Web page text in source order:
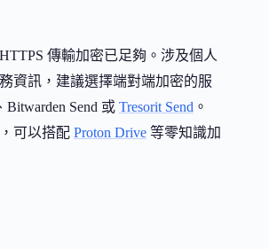
傳輸加密已足夠。涉及個人
資訊，建議選擇端對端加密的服
Bitwarden Send 或 Tresorit Send 。
可以搭配 Proton Drive 等零知識加